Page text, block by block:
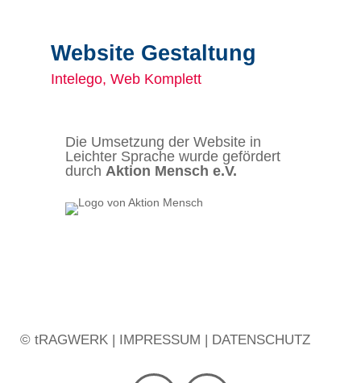
Website Gestaltung
Intelego, Web Komplett
Die Umsetzung der Website in
Leichter Sprache wurde gefördert
durch Aktion Mensch e.V.
© tRAGWERK IMPRESSUM DATENSCHUTZ